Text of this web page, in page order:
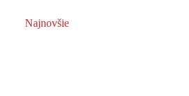
Najnovšie